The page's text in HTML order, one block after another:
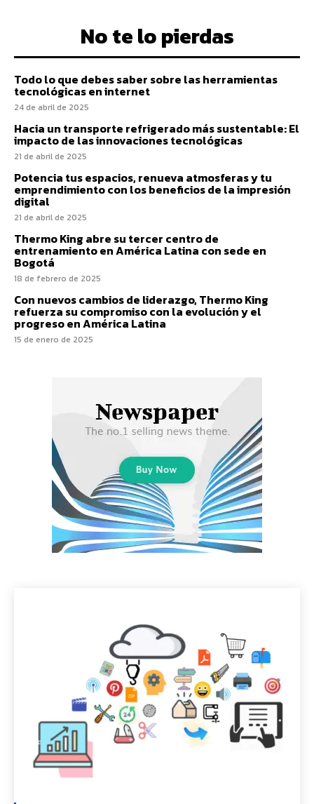
No te lo pierdas
Todo lo que debes saber sobre las herramientas
tecnológicas en internet
24 de abril de 2025
Hacia un transporte refrigerado más sustentable: El
impacto de las innovaciones tecnológicas
21 de abril de 2025
Potencia tus espacios, renueva atmosferas y tu
emprendimiento con los beneficios de la impresión
digital
21 de abril de 2025
Thermo King abre su tercer centro de
entrenamiento en América Latina con sede en
Bogotá
18 de febrero de 2025
Con nuevos cambios de liderazgo, Thermo King
refuerza su compromiso con la evolución y el
progreso en América Latina
15 de enero de 2025